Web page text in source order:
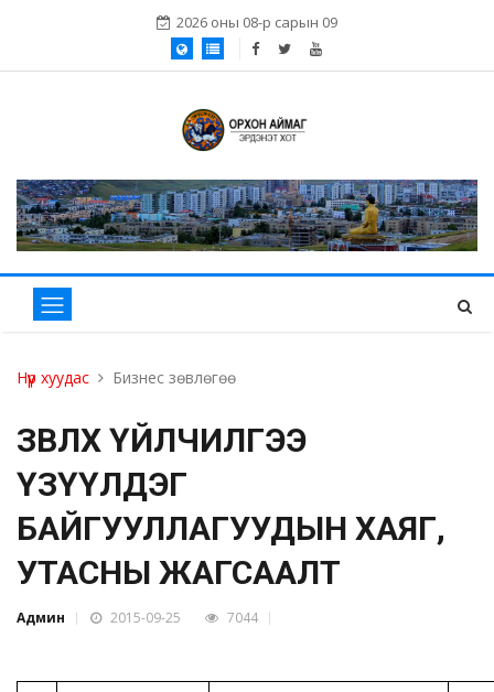
2026 оны 08-р сарын 09
Нүүр хуудас Бизнес зөвлөгөө
ЗӨВЛӨХ ҮЙЛЧИЛГЭЭ
ҮЗҮҮЛДЭГ
БАЙГУУЛЛАГУУДЫН ХАЯГ,
УТАСНЫ ЖАГСААЛТ
Админ 2015-09-25 7044